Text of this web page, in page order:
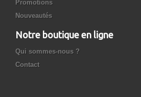
Promotions
Nouveautés
Notre boutique en ligne
Qui sommes-nous ?
Contact